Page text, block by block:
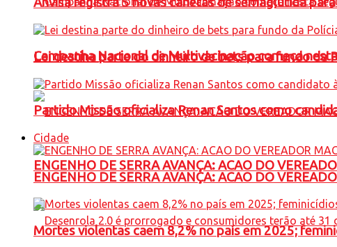
Campanha Nacional de Multivacinação começa
ENGENHO DE SERRA AVANÇA: ACAO DO
Lei destina parte do dinheiro de bets para fundo da
Partido Missão oficializa Renan Santos como
Cidade
ENGENHO DE SERRA AVANÇA: ACAO DO
Mortes violentas caem 8,2% no país em 2025;